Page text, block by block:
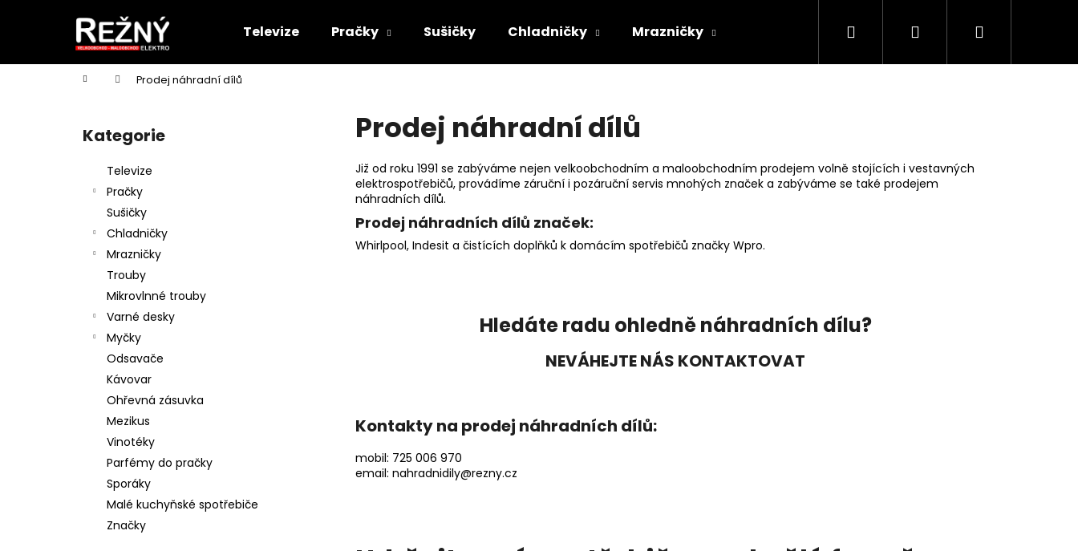
Televize Pračky Sušičky Chladničky Mrazničky Mikrovlnné trouby
Hledat PřihlášeníNákupní
Domů Prodej náhradní dílů
Přeskočit
kategorie
Kategorie
Televize
Pračky
Sušičky
Chladničky
Mrazničky
Trouby
Mikrovlnné trouby
Varné desky
Myčky
Odsavače
Kávovar
Ohřevná zásuvka
Mezikus
Vinotéky
Parfémy do pračky
Sporáky
Malé kuchyňské spotřebiče
Značky
Prodej náhradní dílů
Již od roku 1991 se zabýváme nejen velkoobchodním a maloobchodním prodejem volně stojících i vestavných
elektrospotřebičů, provádíme záruční i pozáruční servis mnohých značek a zabýváme se také prodejem
náhradních dílů.
Prodej náhradních dílů značek:
Whirlpool, Indesit a čistících doplňků k domácím spotřebičů značky Wpro.
Hledáte radu ohledně náhradních dílu?
NEVÁHEJTE NÁS KONTAKTOVAT
Kontakty na prodej náhradních dílů:
mobil: 725 006 970
email: nahradnidily@rezny.cz
í
Zpět
do
Zpět
do
Doporučujeme
WHIRLPOOL VT WOI4S8PPM1SX
11 990 Kč
WHIRLPOOL MYČKA WSIC 3M27 C